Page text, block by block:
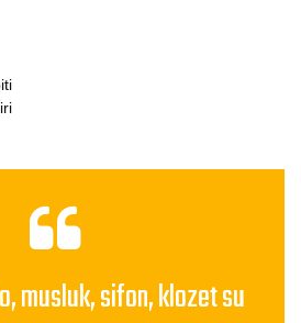
musluk, sifon, klozet su